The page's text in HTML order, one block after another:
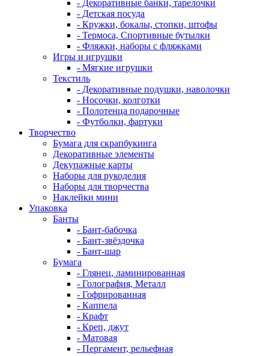
- Декоративные банки, тарелочки
- Детская посуда
- Кружки, бокалы, стопки, штофы
- Термоса, Спортивные бутылки
- Фляжки, наборы с фляжками
Игры и игрушки
- Мягкие игрушки
Текстиль
- Декоративные подушки, наволочки
- Носочки, колготки
- Полотенца подарочные
- Футболки, фартуки
Творчество
Бумага для скрапбукинга
Декоративные элементы
Декупажные карты
Наборы для рукоделия
Наборы для творчества
Наклейки мини
Упаковка
Банты
- Бант-бабочка
- Бант-звёздочка
- Бант-шар
Бумага
- Глянец, ламинированная
- Голография, Металл
- Гофрированная
- Каппела
- Крафт
- Креп, джут
- Матовая
- Пергамент, рельефная